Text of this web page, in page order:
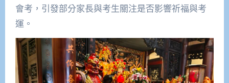
會考，引發部分家長與考生關注是否影響祈福與考
運。